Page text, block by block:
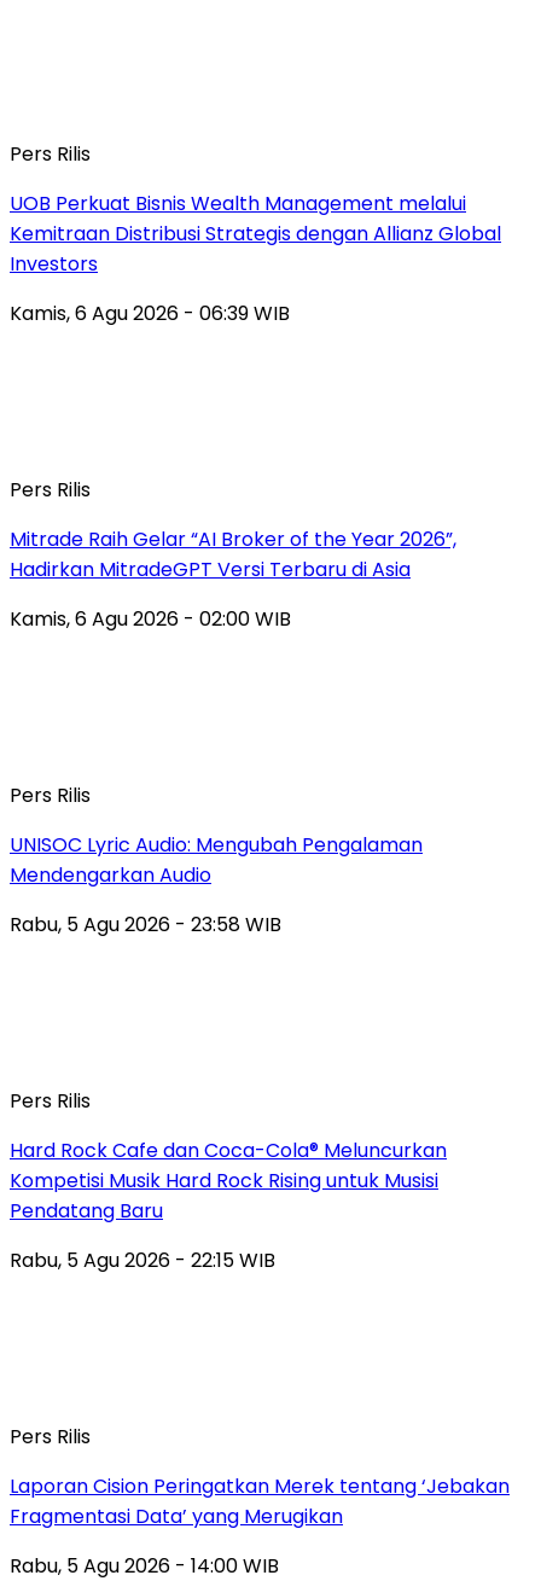
Pers Rilis
UOB Perkuat Bisnis Wealth Management melalui
Kemitraan Distribusi Strategis dengan Allianz Global
Investors
Kamis, 6 Agu 2026 - 06:39 WIB
Pers Rilis
Mitrade Raih Gelar “AI Broker of the Year 2026”,
Hadirkan MitradeGPT Versi Terbaru di Asia
Kamis, 6 Agu 2026 - 02:00 WIB
Pers Rilis
UNISOC Lyric Audio: Mengubah Pengalaman
Mendengarkan Audio
Rabu, 5 Agu 2026 - 23:58 WIB
Pers Rilis
Hard Rock Cafe dan Coca-Cola® Meluncurkan
Kompetisi Musik Hard Rock Rising untuk Musisi
Pendatang Baru
Rabu, 5 Agu 2026 - 22:15 WIB
Pers Rilis
Laporan Cision Peringatkan Merek tentang ‘Jebakan
Fragmentasi Data’ yang Merugikan
Rabu, 5 Agu 2026 - 14:00 WIB